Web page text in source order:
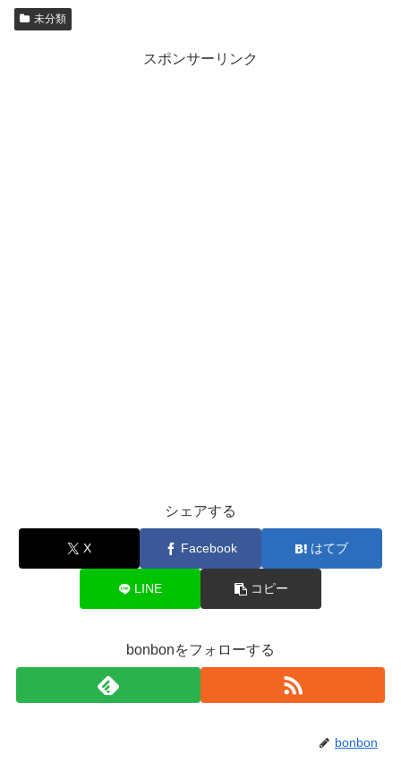
未分類
スポンサーリンク
シェアする
X Facebook はてブ
LINE コピー
bonbonをフォローする
bonbon